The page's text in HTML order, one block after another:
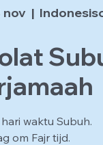
nov
  |
waktu Subuh.
om Fajr tijd.